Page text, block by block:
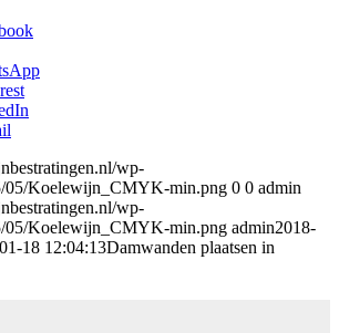
wp-
05/Koelewijn_CMYK-min.png 0 0 admin
wp-
05/Koelewijn_CMYK-min.png admin2018-
18 12:04:13Damwanden plaatsen in